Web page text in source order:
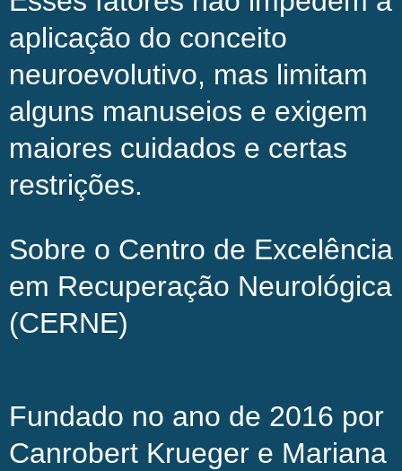
aplicação do conceito
neuroevolutivo, mas limitam
alguns manuseios e exigem
maiores cuidados e certas
restrições.
Sobre o Centro de Excelência
em Recuperação Neurológica
(CERNE)
Fundado no ano de 2016 por
Canrobert Krueger e Mariana